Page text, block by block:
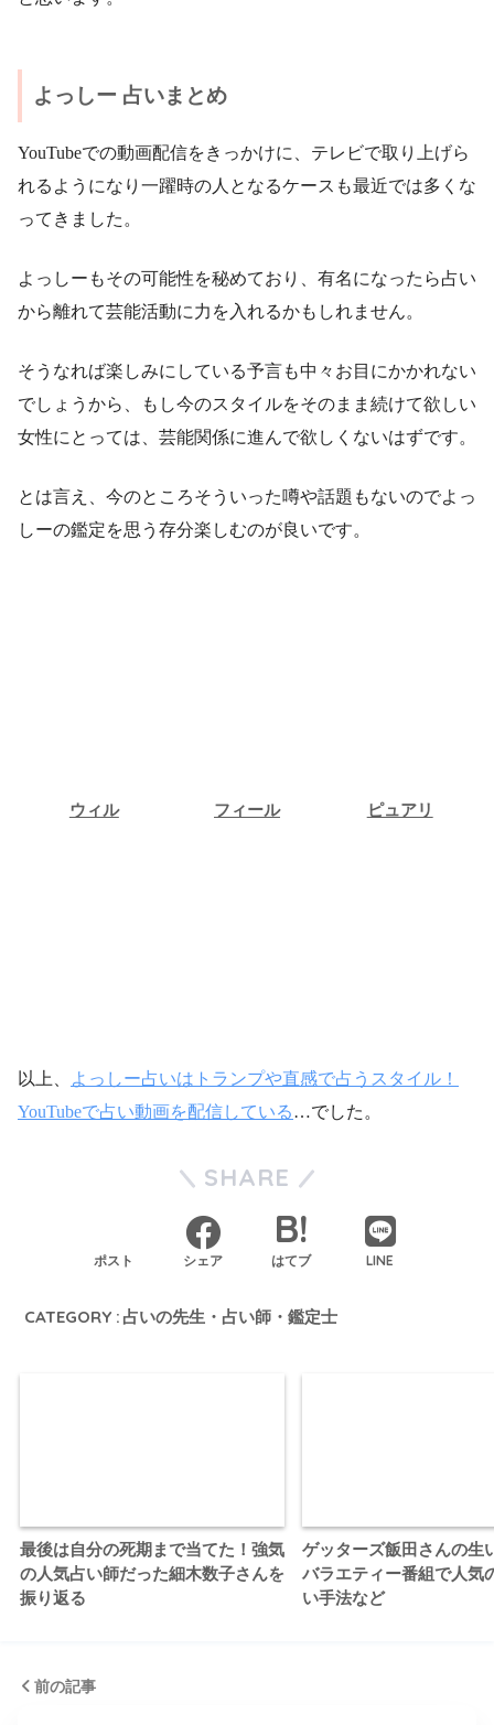
よっしー 占いまとめ
YouTubeでの動画配信をきっかけに、テレビで取り上げら
れるようになり一躍時の人となるケースも最近では多くな
ってきました。
よっしーもその可能性を秘めており、有名になったら占い
から離れて芸能活動に力を入れるかもしれません。
そうなれば楽しみにしている予言も中々お目にかかれない
でしょうから、もし今のスタイルをそのまま続けて欲しい
女性にとっては、芸能関係に進んで欲しくないはずです。
とは言え、今のところそういった噂や話題もないのでよっ
しーの鑑定を思う存分楽しむのが良いです。
ウィル フィール ピュアリ
以上、
よっしー占いはトランプや直感で占うスタイル！
YouTubeで占い動画を配信している…でした。
SHARE
ポスト シェア はてブ LINE
CATEGORY : 占いの先生・占い師・鑑定士
最後は自分の死期まで当てた！強気
の人気占い師だった細木数子さんを
振り返る
ゲッターズ飯田さんの生
バラエティー番組で人気
い手法など
前の記事